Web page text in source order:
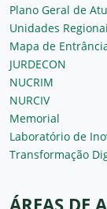
Plano Geral de
Unidades
Mapa de
JURDECON
NUCRIM
NURCIV
Memorial
Laboratório de
Transformação